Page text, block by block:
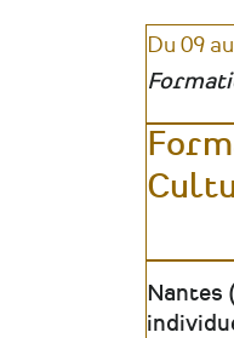
Du 09
Lieu
Nantes